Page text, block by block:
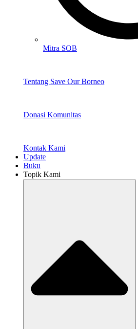
Mitra SOB
Tentang Save Our Borneo
Donasi Komunitas
Kontak Kami
Update
Buku
Topik Kami